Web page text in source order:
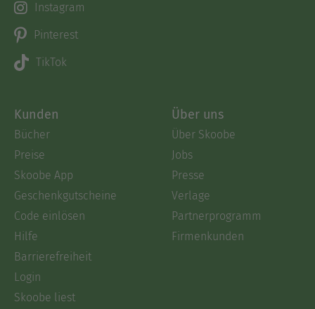
Instagram
Pinterest
TikTok
Kunden
Bücher
Preise
Skoobe App
Geschenkgutscheine
Code einlösen
Hilfe
Barrierefreiheit
Login
Skoobe liest
Über uns
Über Skoobe
Jobs
Presse
Verlage
Partnerprogramm
Firmenkunden